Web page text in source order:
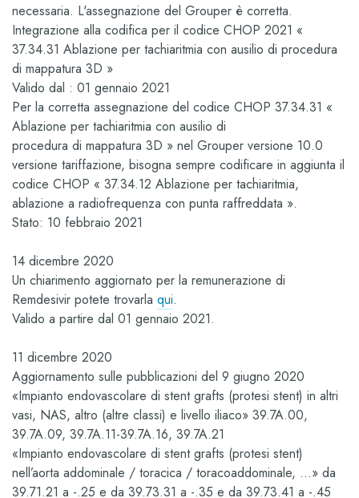
necessaria. L'assegnazione del Grouper è corretta.
Integrazione alla codifica per il codice CHOP 2021 «
37.34.31 Ablazione per tachiaritmia con ausilio di procedura
di mappatura 3D »
Valido dal : 01 gennaio 2021
Per la corretta assegnazione del codice CHOP 37.34.31 «
Ablazione per tachiaritmia con ausilio di
procedura di mappatura 3D » nel Grouper versione 10.0
versione tariffazione, bisogna sempre codificare in aggiunta il
codice CHOP « 37.34.12 Ablazione per tachiaritmia,
ablazione a radiofrequenza con punta raffreddata ».
Stato: 10 febbraio 2021
14 dicembre 2020
Un chiarimento aggiornato per la remunerazione di
Remdesivir potete trovarla qui.
Valido a partire dal 01 gennaio 2021.
11 dicembre 2020
Aggiornamento sulle pubblicazioni del 9 giugno 2020
«Impianto endovascolare di stent grafts (protesi stent) in altri
vasi, NAS, altro (altre classi) e livello iliaco» 39.7A.00,
39.7A.09, 39.7A.11-39.7A.16, 39.7A.21
«Impianto endovascolare di stent grafts (protesi stent)
nell’aorta addominale / toracica / toracoaddominale, …» da
39.71.21 a -.25 e da 39.73.31 a -.35 e da 39.73.41 a -.45